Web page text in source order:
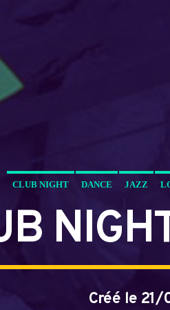
CLUB NIGHT DANCE JAZZ
Créé le 21/